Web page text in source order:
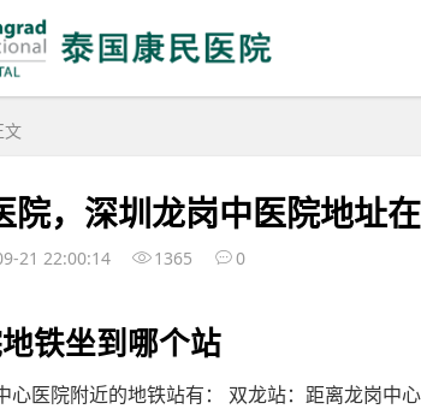
文
，深圳龙岗中医院地址在
21 22:00:14 1365 0
铁坐到哪个站
心医院附近的地铁站有： 双龙站：距离龙岗中